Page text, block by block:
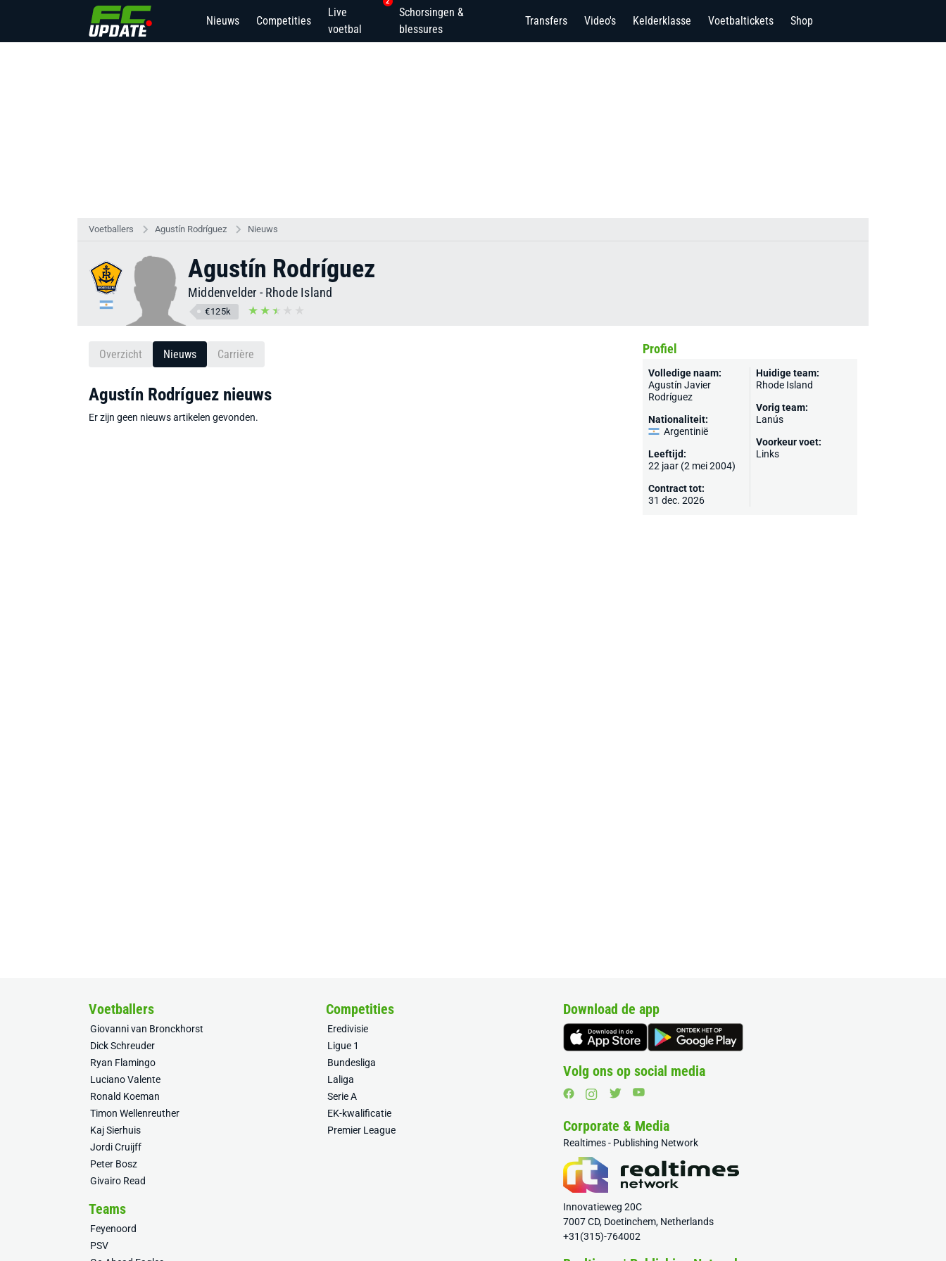
Nieuws Competities
Live
voetbal
Schorsingen &
blessures
Transfers Video's Kelderklasse Voetbaltickets Shop
Voetballers Agustín Rodríguez Nieuws
Agustín Rodríguez
Middenvelder - Rhode Island
€125k
Overzicht Nieuws Carrière
Agustín Rodríguez nieuws
Er zijn geen nieuws artikelen gevonden.
Profiel
Volledige naam:
Agustín Javier
Rodríguez
Nationaliteit:
Argentinië
Leeftijd:
22 jaar (2 mei 2004)
Contract tot:
31 dec. 2026
Huidige team:
Rhode Island
Vorig team:
Lanús
Voorkeur voet:
Links
Voetballers
Giovanni van Bronckhorst
Dick Schreuder
Ryan Flamingo
Luciano Valente
Ronald Koeman
Timon Wellenreuther
Kaj Sierhuis
Jordi Cruijff
Peter Bosz
Givairo Read
Competities
Eredivisie
Ligue 1
Bundesliga
Laliga
Serie A
EK-kwalificatie
Premier League
Teams
Feyenoord
PSV
Download de app
Volg ons op social media
Corporate & Media
Realtimes - Publishing Network
Innovatieweg 20C
7007 CD, Doetinchem, Netherlands
+31(315)-764002